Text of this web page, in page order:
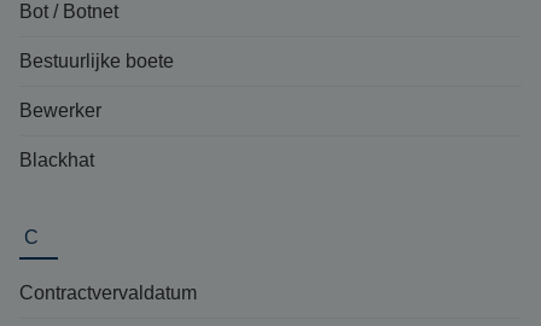
Bot / Botnet
Bestuurlijke boete
Bewerker
Blackhat
C
Contractvervaldatum